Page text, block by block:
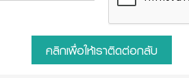
คลิกเพื่อให้เราติดต่อกลับ